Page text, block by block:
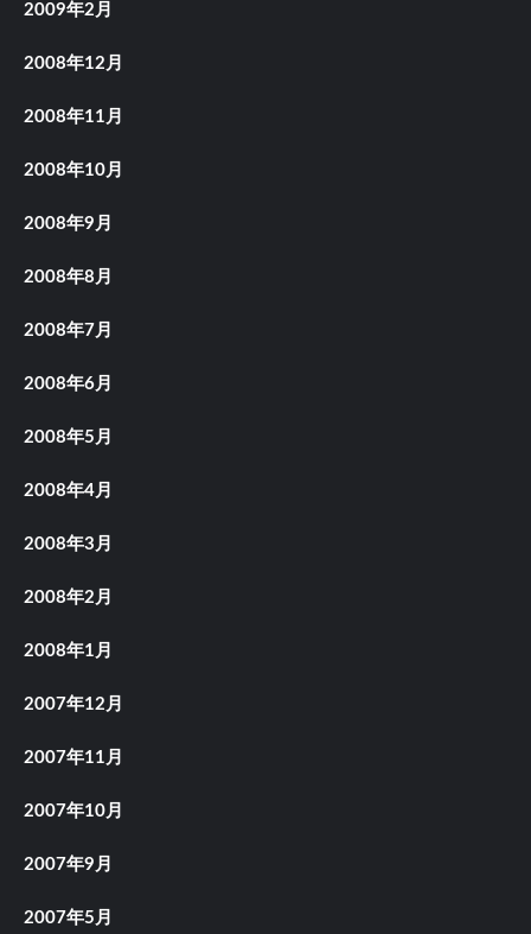
2009年2月
2008年12月
2008年11月
2008年10月
2008年9月
2008年8月
2008年7月
2008年6月
2008年5月
2008年4月
2008年3月
2008年2月
2008年1月
2007年12月
2007年11月
2007年10月
2007年9月
2007年5月